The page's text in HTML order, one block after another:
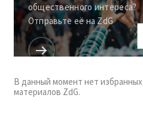
общественного интереса?
Отправьте её на ZdG
В данный момент нет избранных
материалов ZdG.